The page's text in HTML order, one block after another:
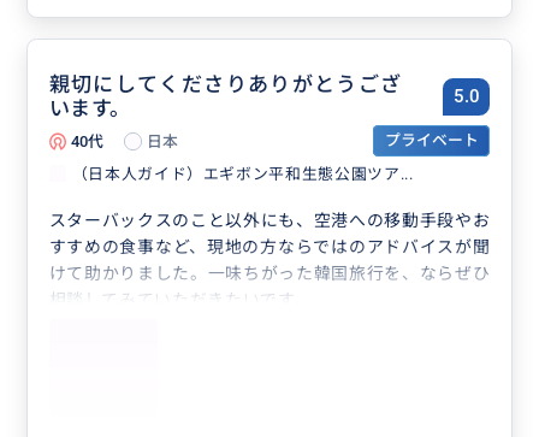
親切にしてくださりありがとうござ
います。
5.0
40代 日本
プライベート
（日本人ガイド）エギボン平和生態公園ツア...
スターバックスのこと以外にも、空港への移動手段やお
すすめの食事など、現地の方ならではのアドバイスが聞
けて助かりました。一味ちがった韓国旅行を、ならぜひ
相談してみていただきたいです。